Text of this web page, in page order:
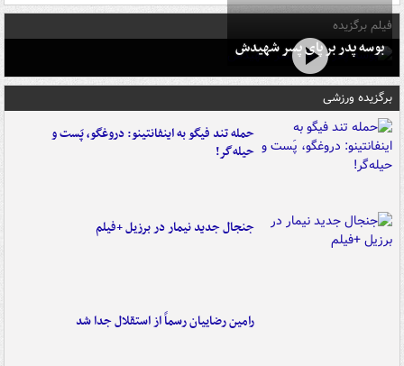
فیلم برگزیده
بوسه‌ پدر بر پای پسر شهیدش
برگزیده ورزشی
حمله تند فیگو به اینفانتینو: دروغگو، پَست‌ و
حیله‌گر!
جنجال جدید نیمار در برزیل +فیلم
رامین رضاییان رسماً از استقلال جدا شد